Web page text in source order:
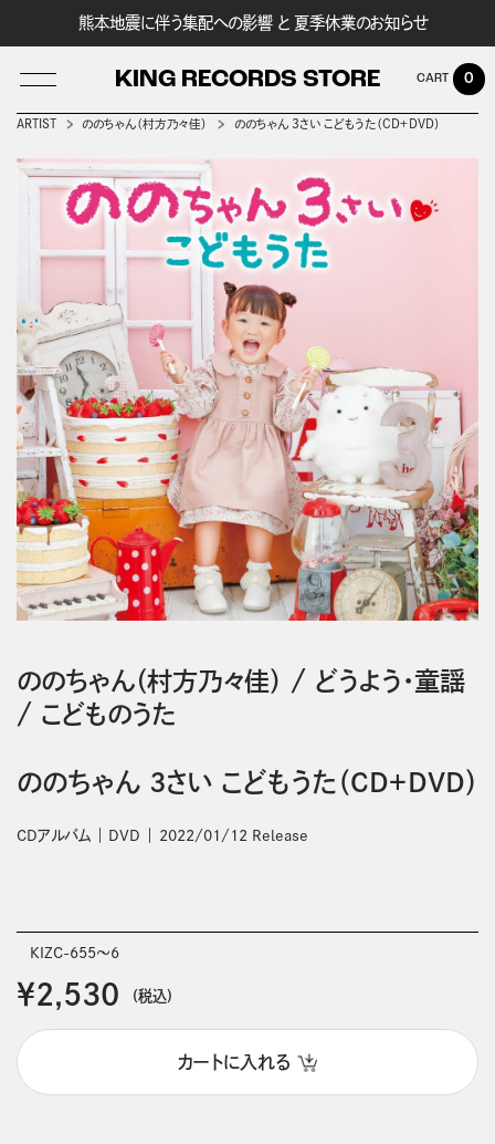
熊本地震に伴う集配への影響 と 夏季休業のお知らせ
KING RECORDS STORE
LOG IN
0
ARTIST ののちゃん（村方乃々佳） ののちゃん 3さい こどもうた（CD＋DVD）
ののちゃん（村方乃々佳） / どうよう・童謡
/ こどものうた
ののちゃん 3さい こどもうた（CD＋DVD）
CDアルバム DVD 2022/01/12 Release
KIZC-655～6
￥2,530 (税込)
カートに入れる